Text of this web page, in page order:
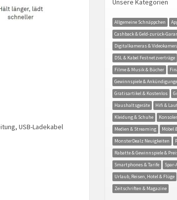
USB-Ladekabel
Unsere Kategorien
Allgemeine Schnäppchen
Cashback & Geld-zurück-
Digitalkameras &
DSL & Kabel Festnetzverträge
Filme & Musik & Bücher
Gewinnspiele &
Gratisartikel & Kostenlos
Haushaltsgeräte
Hifi &
Kleidung & Schuhe
Medien & Streaming
Möbel
MonsterDealz Neuigkeiten
Rabatte & Gewinnspiele &
Smartphones & Tarife
Spar-
Urlaub, Reisen, Hotel & Flüge
Zeitschriften & Magazine